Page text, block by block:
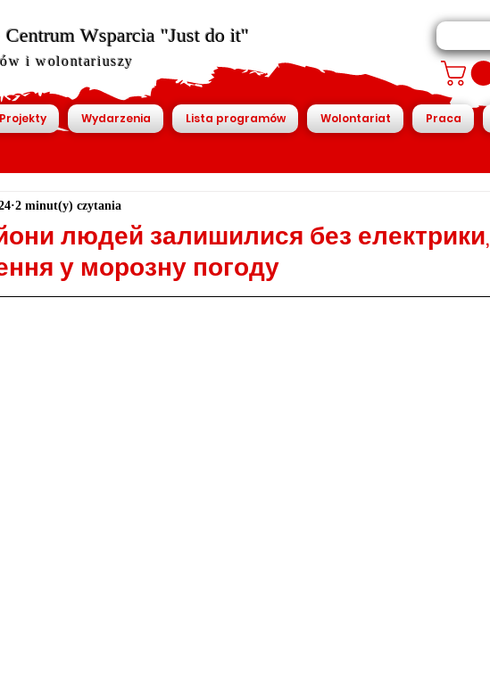
Centrum Wsparcia "Just do it"
i wolontariuszy
Projekty Wydarzenia Lista programów Wolontariat Praca
людей залишилися без електрики,
у морозну погоду
2 minut(y) czytania